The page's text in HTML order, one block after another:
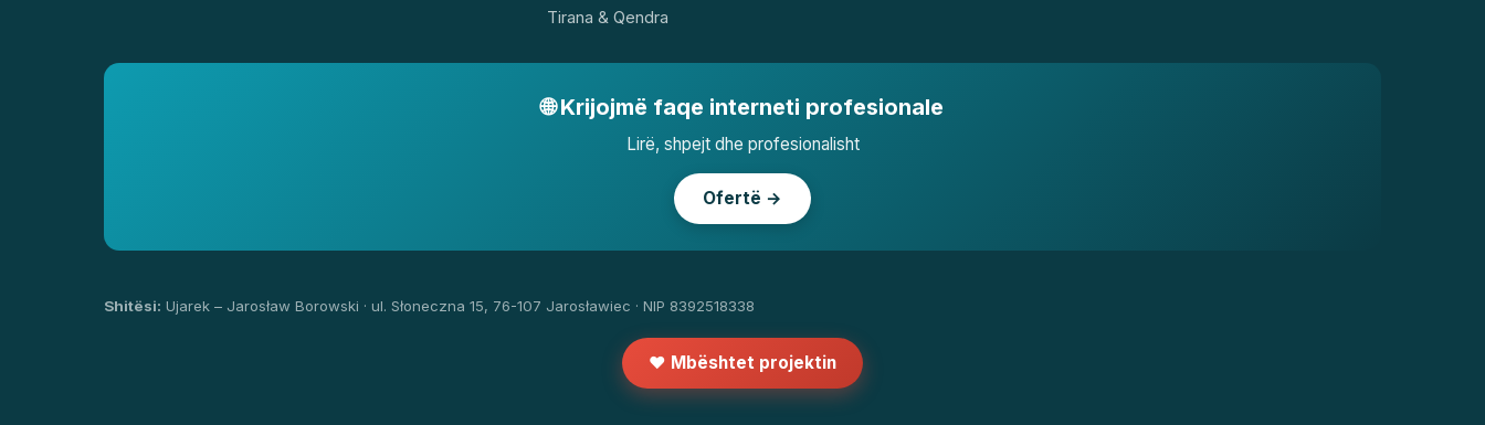
Tirana & Qendra
🌐 Krijojmë faqe interneti profesionale
Lirë, shpejt dhe profesionalisht
Ofertë →
Shitësi: Ujarek – Jarosław Borowski · ul. Słoneczna 15, 76-107 Jarosławiec · NIP 8392518338
❤️ Mbështet projektin